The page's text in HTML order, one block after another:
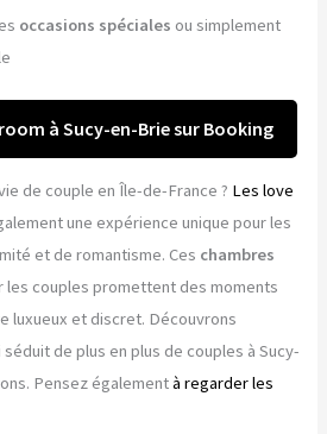
occasions spéciales ou simplement
à Sucy-en-Brie sur Booking
de couple en Île-de-France ? Les love
une expérience unique pour les
et de romantisme. Ces chambres
les couples promettent des moments
luxueux et discret. Découvrons
de plus en plus de couples à Sucy-
Pensez égalementà regarder les